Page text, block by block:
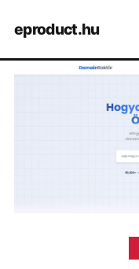
eproduct.hu